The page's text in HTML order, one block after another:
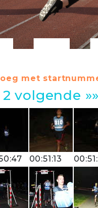
met
2 volgende
00:51:13